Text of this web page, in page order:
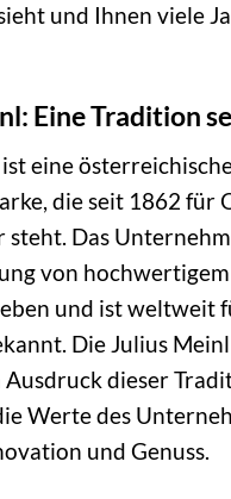
und Ihnen viele
Eine Tradition
eine
die seit 1862 für
Das
von
und ist weltweit
Die Julius Meinl
Ausdruck dieser
Werte des
und Genuss.